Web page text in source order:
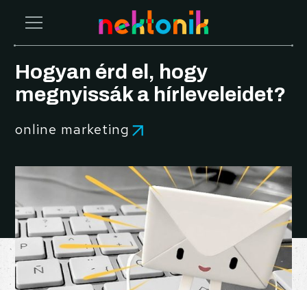
Hogyan érd el, hogy
megnyissák a hírleveleidet?
online marketing